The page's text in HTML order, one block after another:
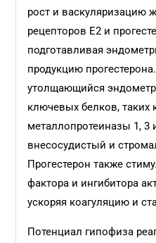
рост и васкуляризацию
рецепторов E2 и
подготавливая
продукцию
утолщающийся
ключевых белков, таких
металлопротеиназы 1, 3
внесосудистый и
Прогестерон также
фактора и ингибитора
ускоряя коагуляцию и
Потенциал гипофиза